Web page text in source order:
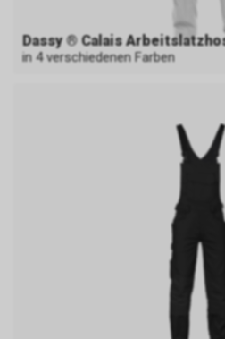
Dassy ® Calais
in 4 verschiedenen Farben